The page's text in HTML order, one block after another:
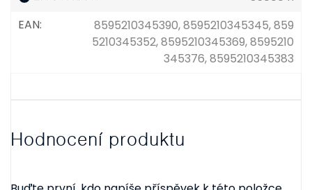
EAN:
8595210345390, 8595210345345, 859
5210345352, 8595210345369, 8595210
345376, 8595210345383
Hodnocení produktu